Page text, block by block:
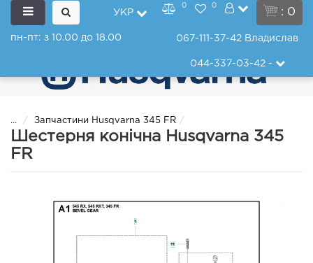
: 0
УКР
0 0
пн-пт: з 10.00 до 18.00 067-111-37-42 Владислав
044-337-03-42-
... Запчастини Husqvarna 345 FR
Шестерня конічна Husqvarna 345
FR